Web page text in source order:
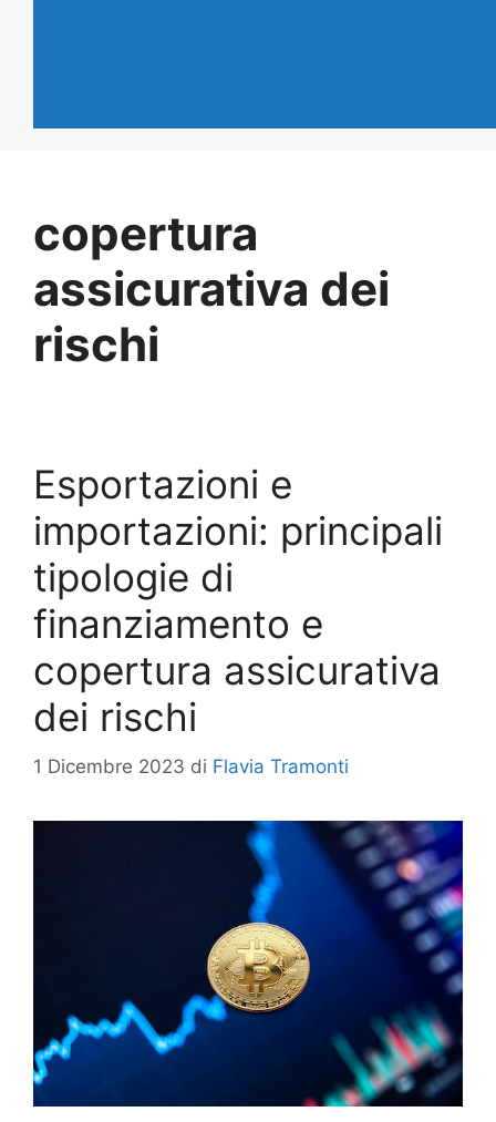
copertura
assicurativa dei
rischi
Esportazioni e
importazioni: principali
tipologie di
finanziamento e
copertura assicurativa
dei rischi
1 Dicembre 2023 di Flavia Tramonti